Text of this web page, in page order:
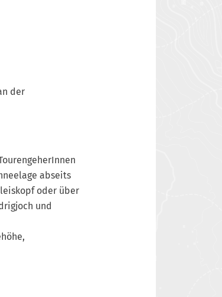
der
abseits
oder über
und